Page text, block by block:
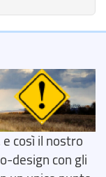
così il nostro
design con gli